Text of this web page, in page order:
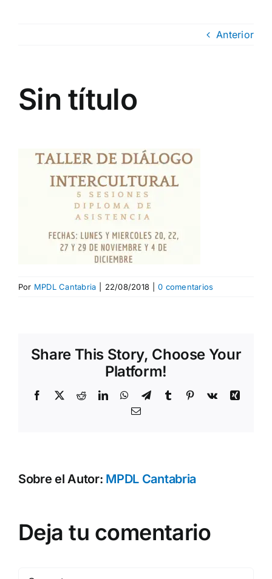
Anterior
Sin título
Por MPDL Cantabria 22/08/2018 0 comentarios
Share This Story, Choose Your
Platform!
Facebook
X RedditLinkedInWhatsApp
TelegramTumblr Pinterest
Vk
Xing
Correo
Sobre el Autor: MPDL Cantabria
Deja tu comentario